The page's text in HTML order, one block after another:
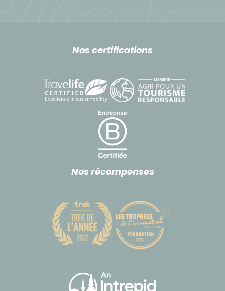
Nos certifications
Nos récompenses